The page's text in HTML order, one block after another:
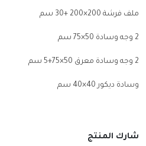
ملف فرشة 200×200 +30 سم
2 وجه وسادة 50×75 سم
2 وجه وسادة معرق 50×75+5 سم
وسادة ديكور 40×40 سم
شارك المنتج